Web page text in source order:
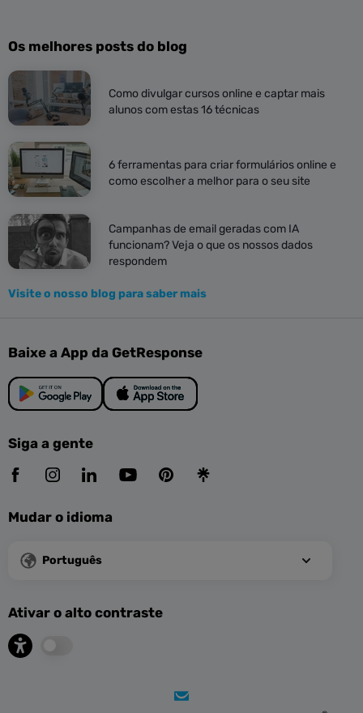
Os melhores posts do blog
Como divulgar cursos online e captar mais
alunos com estas 16 técnicas
6 ferramentas para criar formulários online e
como escolher a melhor para o seu site
Campanhas de email geradas com IA
funcionam? Veja o que os nossos dados
respondem
Visite o nosso blog para saber mais
Baixe a App da GetResponse
Siga a gente
Mudar o idioma
Português
Ativar o alto contraste